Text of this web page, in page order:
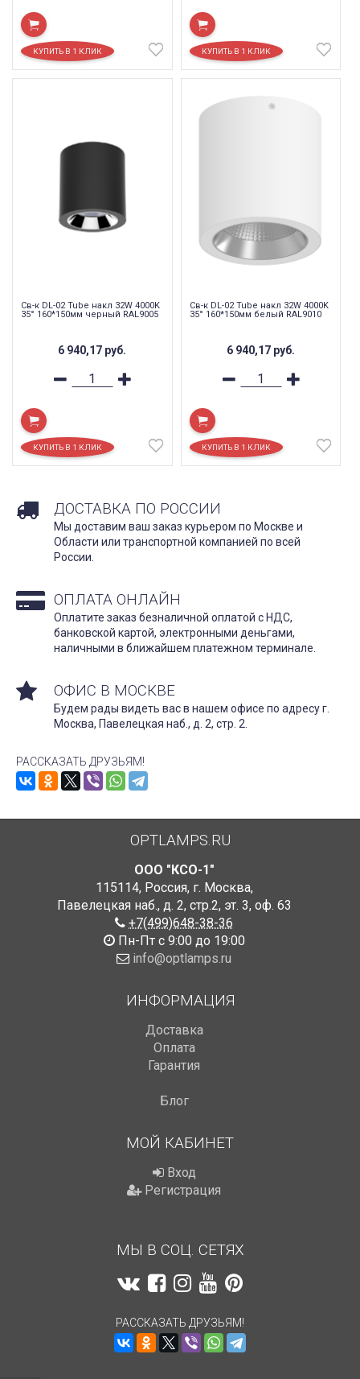
Св-к DL-02 Tube накл 32W 4000K
35° 160*150мм черный RAL9005
6 940,17 руб.
Св-к DL-02 Tube накл 32W 4000K
35° 160*150мм белый RAL9010
6 940,17 руб.
ДОСТАВКА ПО РОССИИ
Мы доставим ваш заказ курьером по Москве и
Области или транспортной компанией по всей
России.
ОПЛАТА ОНЛАЙН
Оплатите заказ безналичной оплатой с НДС,
банковской картой, электронными деньгами,
наличными в ближайшем платежном терминале.
ОФИС В МОСКВЕ
Будем рады видеть вас в нашем офисе по адресу г.
Москва, Павелецкая наб., д. 2, стр. 2.
РАССКАЗАТЬ ДРУЗЬЯМ!
OPTLAMPS.RU
ООО "КСО-1"
115114, Россия, г. Москва,
Павелецкая наб., д. 2, стр.2, эт. 3, оф. 63
+7(499)648-38-36
Пн-Пт с 9:00 до 19:00
info@optlamps.ru
ИНФОРМАЦИЯ
Доставка
Оплата
Гарантия
Блог
МОЙ КАБИНЕТ
Вход
Регистрация
МЫ В СОЦ. СЕТЯХ
РАССКАЗАТЬ ДРУЗЬЯМ!